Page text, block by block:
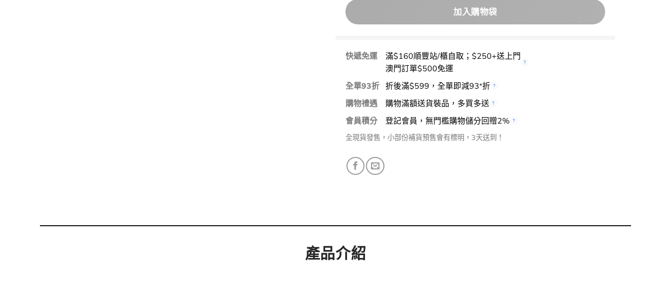
加入購物袋
快遞免運
滿$160順豐站/櫃自取；$250+送上門
澳門訂單$500免運
全單93折 折後滿$599，全單即減93*折
購物禮遇
購物滿額送貨裝品，多買多送
會員積分
登記會員，無門檻購物儲分回贈2%
全現貨發售，小部份補貨預售會有標明，3天送到！
產品介紹